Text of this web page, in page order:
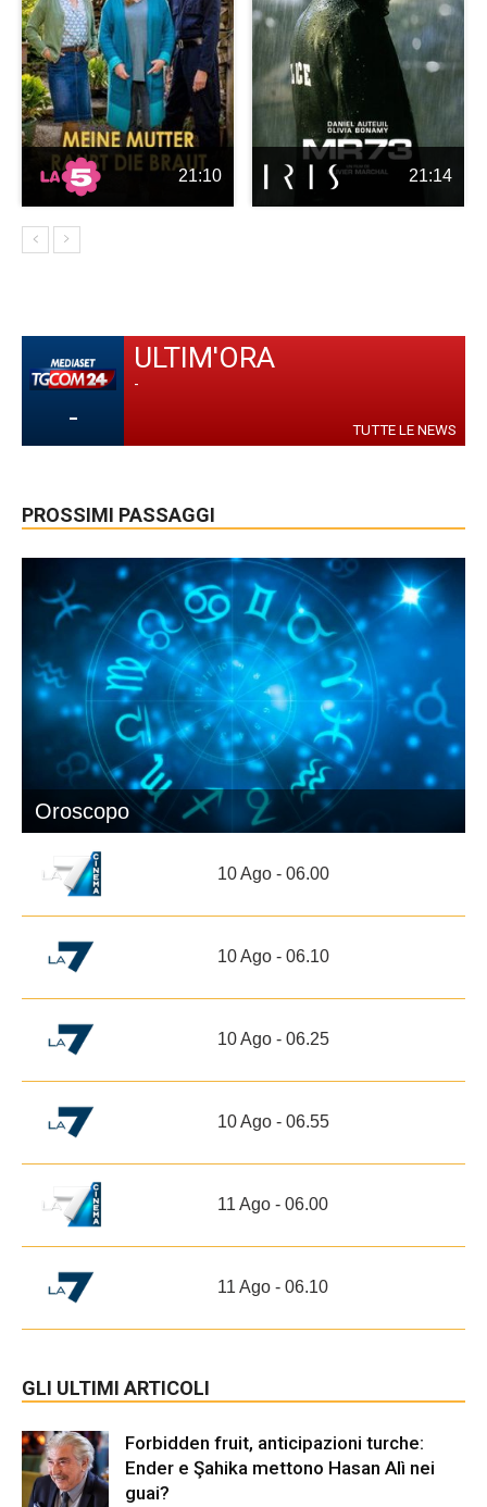
21:10 21:14
-
ULTIM'ORA
-
TUTTE LE NEWS
PROSSIMI PASSAGGI
Oroscopo
10 Ago - 06.00
10 Ago - 06.10
10 Ago - 06.25
10 Ago - 06.55
11 Ago - 06.00
11 Ago - 06.10
GLI ULTIMI ARTICOLI
Forbidden fruit, anticipazioni turche:
Ender e Şahika mettono Hasan Alì nei
guai?